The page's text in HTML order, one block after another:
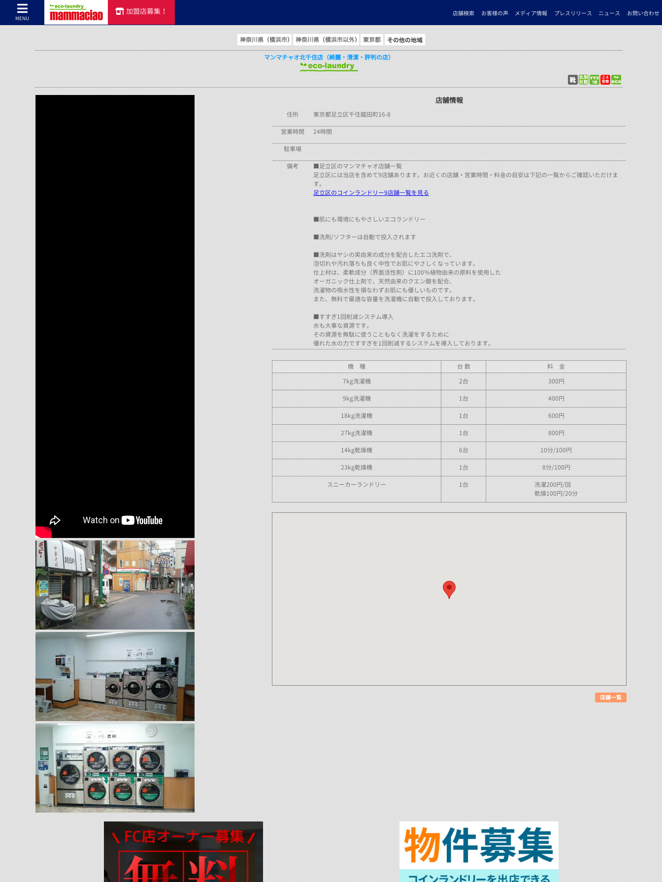
MENU
加盟店募集！ 店舗検索 お客様の声 メディア情報 プレスリリース ニュース お問い合わせ
コインランドリーのマンマチャオTOP>コインランドリーのマンマチャオとは
マンマチャオ北千住店（綺麗・清潔・評判の店）
店舗情報
住所 東京都足立区千住龍田町16-8
営業時間 24時間
駐車場
備考
■足立区のマンマチャオ店舗一覧
足立区には当店を含めて9店舗あります。お近くの店舗・営業時間・料金の目安は下記の一覧からご確認いただけま
す。
足立区のコインランドリー9店舗一覧を見る
■肌にも環境にもやさしいエコランドリー
■洗剤/ソフターは自動で投入されます
■洗剤はヤシの実由来の成分を配合したエコ洗剤で、
泡切れや汚れ落ちも良く中性でお肌にやさしくなっています。
仕上材は、柔軟成分（界面活性剤）に100％植物由来の原料を使用した
オーガニック仕上剤で、天然由来のクエン酸を配合、
洗濯物の吸水性を損なわずお肌にも優しいものです。
また、無料で最適な容量を洗濯機に自動で投入しております。
■すすぎ1回削減システム導入
水も大事な資源です。
その資源を無駄に使うこともなく洗濯をするために
優れた水の力ですすぎを1回削減するシステムを導入しております。
機 種 台 数
料 金
7kg洗濯機
2台 300円
9kg洗濯機 1台 400円
18kg洗濯機 1台 600円
27kg洗濯機 1台 800円
14kg乾燥機 6台 10分/100円
23kg乾燥機 1台 8分/100円
スニーカーランドリー 1台
洗濯200円/回
乾燥100円/20分